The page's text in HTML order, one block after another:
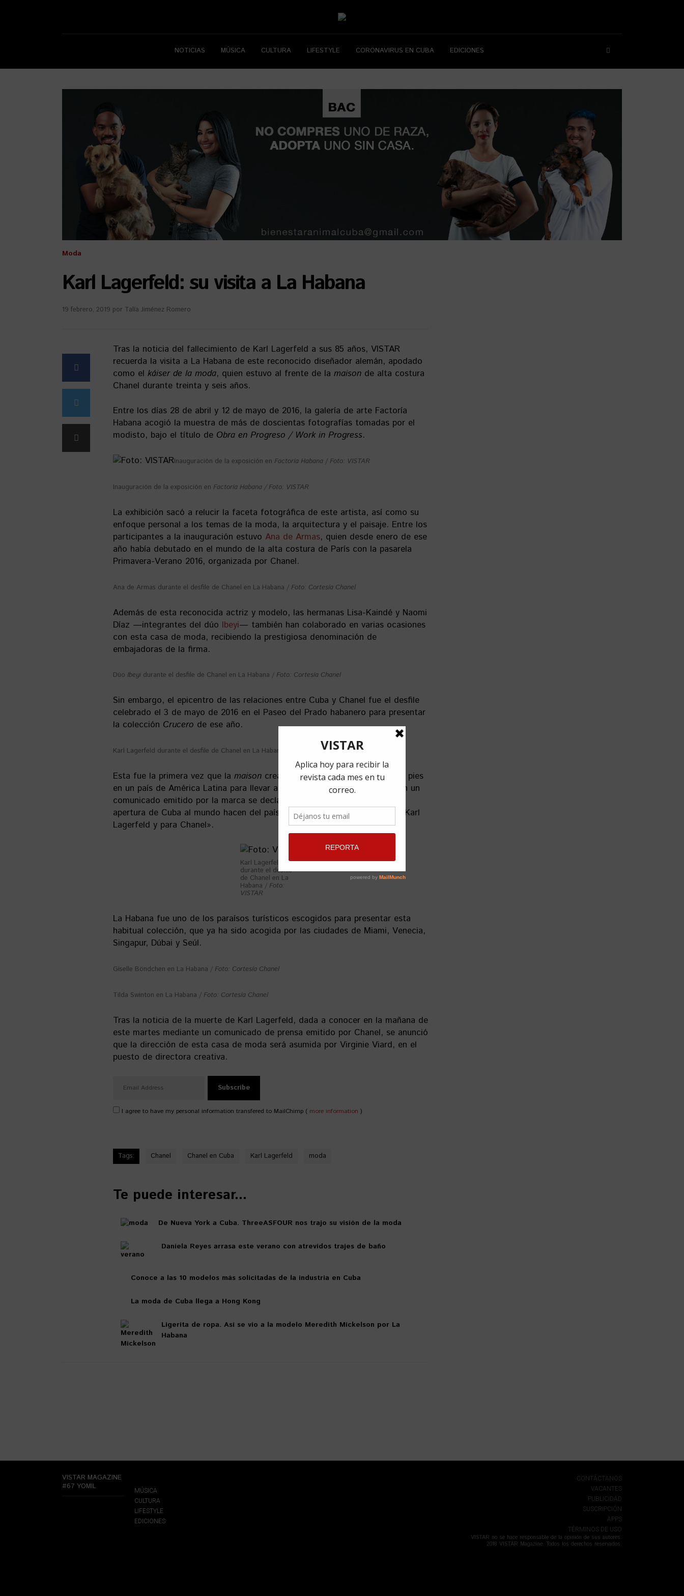
NOTICIAS MÚSICA CULTURA LIFESTYLE CORONAVIRUS EN CUBA EDICIONES
Moda
Karl Lagerfeld: su visita a La Habana
19 febrero, 2019 por Talía Jiménez Romero
Tras la noticia del fallecimiento de Karl Lagerfeld a sus 85 años, VISTAR
recuerda la visita a La Habana de este reconocido diseñador alemán, apodado
como el káiser de la moda, quien estuvo al frente de la maison de alta costura
Chanel durante treinta y seis años.
Entre los días 28 de abril y 12 de mayo de 2016, la galería de arte Factoría
Habana acogió la muestra de más de doscientas fotografías tomadas por el
modisto, bajo el título de Obra en Progreso / Work in Progress.
Inauguración de la exposición en Factoría Habana / Foto: VISTAR
Inauguración de la exposición en Factoría Habana / Foto: VISTAR
La exhibición sacó a relucir la faceta fotográfica de este artista, así como su
enfoque personal a los temas de la moda, la arquitectura y el paisaje. Entre los
participantes a la inauguración estuvo Ana de Armas, quien desde enero de ese
año había debutado en el mundo de la alta costura de París con la pasarela
Primavera-Verano 2016, organizada por Chanel.
Ana de Armas durante el desfile de Chanel en La Habana / Foto: Cortesía Chanel
Además de esta reconocida actriz y modelo, las hermanas Lisa-Kaindé y Naomi
Díaz —integrantes del dúo Ibeyi— también han colaborado en varias ocasiones
con esta casa de moda, recibiendo la prestigiosa denominación de
embajadoras de la firma.
Dúo Ibeyi durante el desfile de Chanel en La Habana / Foto: Cortesía Chanel
Sin embargo, el epicentro de las relaciones entre Cuba y Chanel fue el desfile
celebrado el 3 de mayo de 2016 en el Paseo del Prado habanero para presentar
la colección Crucero de ese año.
Karl Lagerfeld durante el desfile de Chanel en La Habana / Foto: VISTAR
Esta fue la primera vez que la maison creada por Coco Chanel pusiera los pies
en un país de América Latina para llevar a cabo un evento de este tipo. En un
comunicado emitido por la marca se declaró que «la riqueza cultural y la
apertura de Cuba al mundo hacen del país una fuente de inspiración para Karl
Lagerfeld y para Chanel».
Karl Lagerfeld
durante el desfile
de Chanel en La
Habana / Foto:
VISTAR
La Habana fue uno de los paraísos turísticos escogidos para presentar esta
habitual colección, que ya ha sido acogida por las ciudades de Miami, Venecia,
Singapur, Dúbai y Seúl.
Giselle Böndchen en La Habana / Foto: Cortesía Chanel
Tilda Swinton en La Habana / Foto: Cortesía Chanel
Tras la noticia de la muerte de Karl Lagerfeld, dada a conocer en la mañana de
este martes mediante un comunicado de prensa emitido por Chanel, se anunció
que la dirección de esta casa de moda será asumida por Virginie Viard, en el
puesto de directora creativa.
I agree to have my personal information transfered to MailChimp ( more information )
Tags: Chanel Chanel en Cuba Karl Lagerfeld moda
Te puede interesar...
De Nueva York a Cuba. ThreeASFOUR nos trajo su visión de la moda
Daniela Reyes arrasa este verano con atrevidos trajes de baño
Conoce a las 10 modelos más solicitadas de la industria en Cuba
La moda de Cuba llega a Hong Kong
Ligerita de ropa. Así se vio a la modelo Meredith Mickelson por La
Habana
VISTAR MAGAZINE
#67 YOMIL
MÚSICA
CULTURA
LIFESTYLE
EDICIONES
CONTÁCTANOS
VACANTES
PUBLICIDAD
SUSCRIPCIÓN
APPS
TÉRMINOS DE USO
VISTAR no se hace responsable de la opinión de sus autores.
2018 VISTAR Magazine. Todos los derechos reservados.